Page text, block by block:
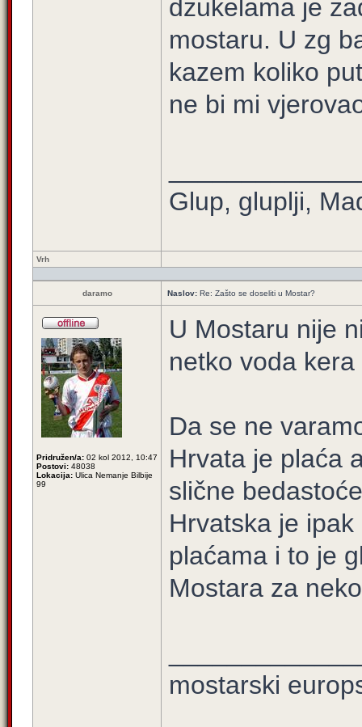
dzukelama je
mostaru. U zg
kazem koliko
ne bi mi
Glup, gluplji,
Vrh
daramo Naslov: Re: Zašto se doseliti u Mostar?
Pridružen/a: 02 kol 2012, 10:47
Postovi: 48038
Lokacija: Ulica Nemanje Bilbije
99
U Mostaru nije
netko voda
Da se ne
Hrvata je plaća
slične
Hrvatska je
plaćama i to je
Mostara za
mostarski